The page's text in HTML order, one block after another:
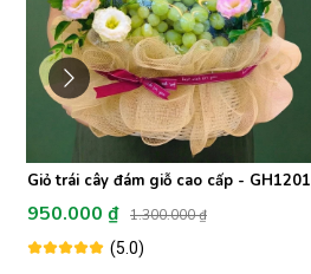
Giỏ trái cây đám giỗ cao cấp - GH1201
950.000 ₫ 1.300.000 ₫
(5.0)